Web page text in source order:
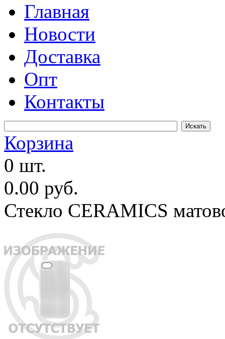
Главная
Новости
Доставка
Опт
Контакты
Корзина
0 шт.
0.00 руб.
Стекло CERAMICS